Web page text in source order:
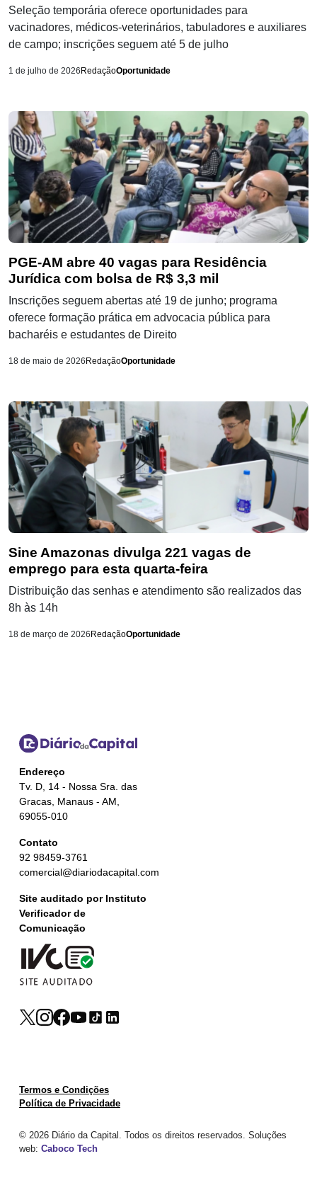
Seleção temporária oferece oportunidades para
vacinadores, médicos-veterinários, tabuladores e auxiliares
de campo; inscrições seguem até 5 de julho
1 de julho de 2026 RedaçãoOportunidade
PGE-AM abre 40 vagas para Residência
Jurídica com bolsa de R$ 3,3 mil
Inscrições seguem abertas até 19 de junho; programa
oferece formação prática em advocacia pública para
bacharéis e estudantes de Direito
18 de maio de 2026 RedaçãoOportunidade
Sine Amazonas divulga 221 vagas de
emprego para esta quarta-feira
Distribuição das senhas e atendimento são realizados das
8h às 14h
18 de março de 2026 RedaçãoOportunidade
Endereço
Tv. D, 14 - Nossa Sra. das
Gracas, Manaus - AM,
69055-010
Contato
92 98459-3761
comercial@diariodacapital.com
Site auditado por Instituto
Verificador de
Comunicação
© 2026 Diário da Capital. Todos os direitos reservados. Soluções
web: Caboco Tech
Termos e Condições
Política de Privacidade